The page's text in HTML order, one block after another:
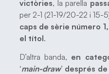
victòries, la parella
per 2-1 (21-19/20-22 i 15-
caps de sèrie número
el títol.
D’altra banda, en
‘main-draw’ després